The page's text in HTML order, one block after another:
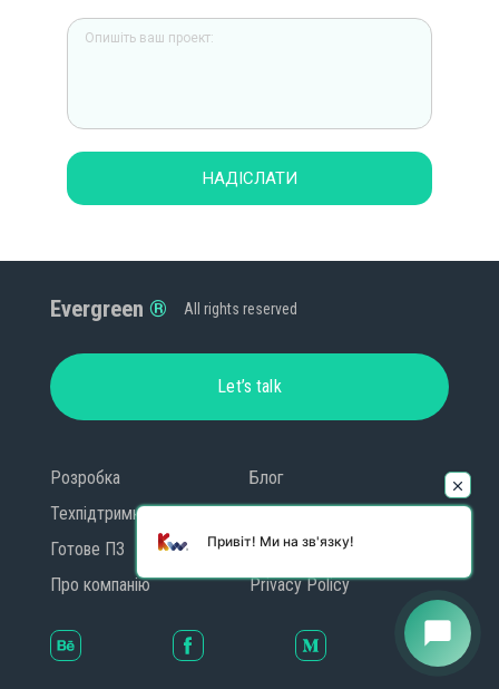
НАДІСЛАТИ
Evergreen All rights reserved
Let’s talk
Розробка
Техпідтримка
Готове ПЗ
Про компанію
Блог
GDPR
Privacy Policy
Привіт! Ми на зв'язку!
chat_bubble